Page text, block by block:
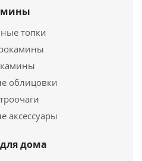
Печь для бани на дровах Ермак 12- Сетка Классика
топки
облицовки
аксессуары
дома